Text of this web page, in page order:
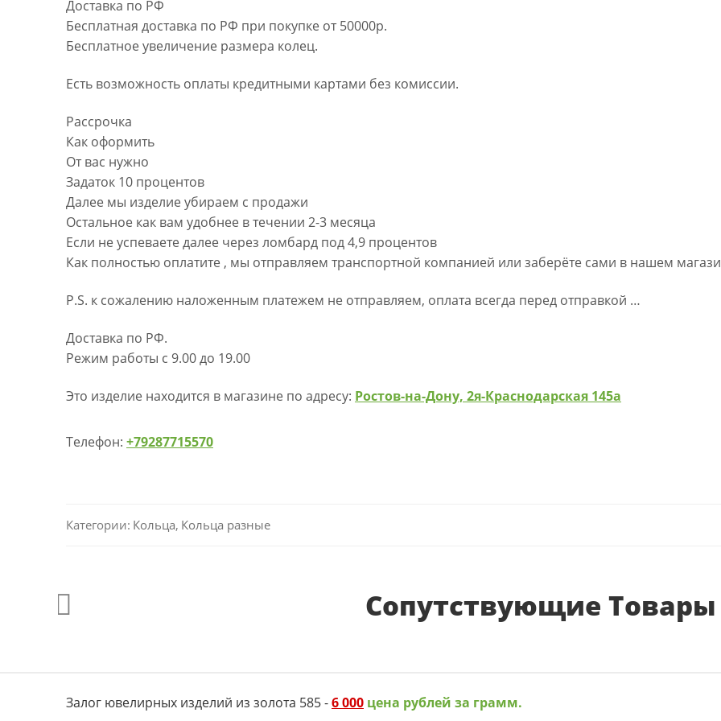
Доставка по РФ
Бесплатная доставка по РФ при покупке от 50000р.
Бесплатное увеличение размера колец.
Есть возможность оплаты кредитными картами без комиссии.
Рассрочка
Как оформить
От вас нужно
Задаток 10 процентов
Далее мы изделие убираем с продажи
Остальное как вам удобнее в течении 2-3 месяца
Если не успеваете далее через ломбард под 4,9 процентов
Как полностью оплатите , мы отправляем транспортной компанией или заберёте сами в нашем
P.S. к сожалению наложенным платежем не отправляем, оплата всегда перед отправкой …
Доставка по РФ.
Режим работы с 9.00 до 19.00
Это изделие находится в магазине по адресу: Ростов-на-Дону, 2я-Краснодарская 145а
Телефон: +79287715570
Категории: Кольца, Кольца разные
Сопутствующие Товары
Залог ювелирных изделий из золота 585 -6 000 цена рублей за грамм.